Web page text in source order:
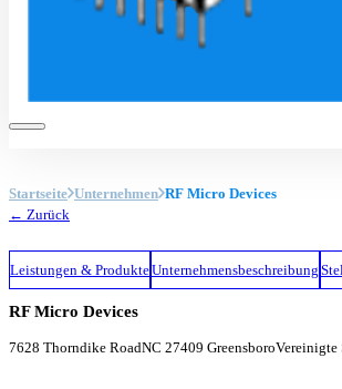
Startseite Unternehmen RF Micro Devices
← Zurück
Leistungen & ProdukteUnternehmensbeschreibung
RF Micro Devices
7628 Thorndike RoadNC 27409 GreensboroVereinigte